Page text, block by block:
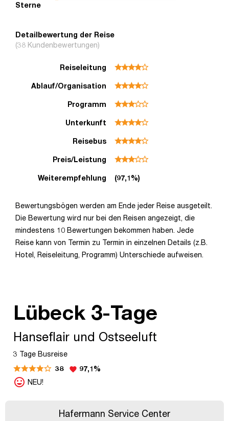
Sterne
Detailbewertung der Reise
(38 Kundenbewertungen)
Reiseleitung
Ablauf/Organisation
Programm
Unterkunft
Reisebus
Preis/Leistung
Weiterempfehlung (97,1%)
Bewertungsbögen werden am Ende jeder Reise ausgeteilt.
Die Bewertung wird nur bei den Reisen angezeigt, die
mindestens 10 Bewertungen bekommen haben. Jede
Reise kann von Termin zu Termin in einzelnen Details (z.B.
Hotel, Reiseleitung, Programm) Unterschiede aufweisen.
Lübeck 3-Tage
Hanseflair und Ostseeluft
3 Tage Busreise
38
favorite 97,1%
mood NEU!
Hafermann Service Center